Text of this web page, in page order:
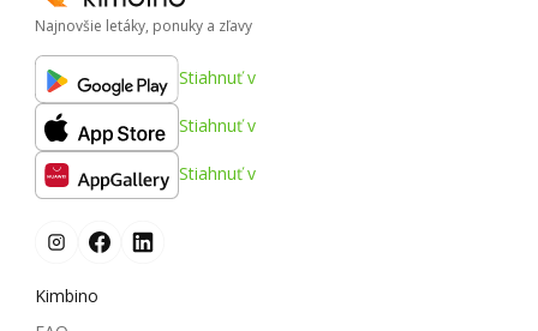
Najnovšie letáky, ponuky a zľavy
Stiahnuť v
Stiahnuť v
Stiahnuť v
Kimbino